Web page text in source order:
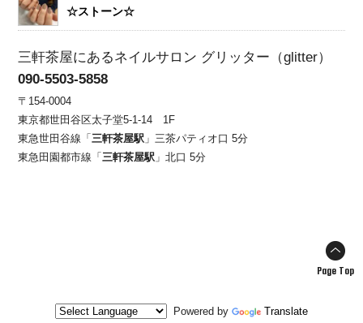
☆ストーン☆
三軒茶屋にあるネイルサロン グリッター（glitter）
090-5503-5858
〒154-0004
東京都世田谷区太子堂5-1-14 1F
東急世田谷線「 三軒茶屋駅」三茶パティオ口 5分
東急田園都市線「 三軒茶屋駅」北口 5分
Page Top
Powered by Translate